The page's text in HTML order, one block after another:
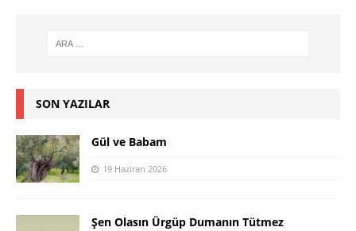
SON YAZILAR
Gül ve Babam
19 Haziran 2026
Şen Olasın Ürgüp Dumanın Tütmez